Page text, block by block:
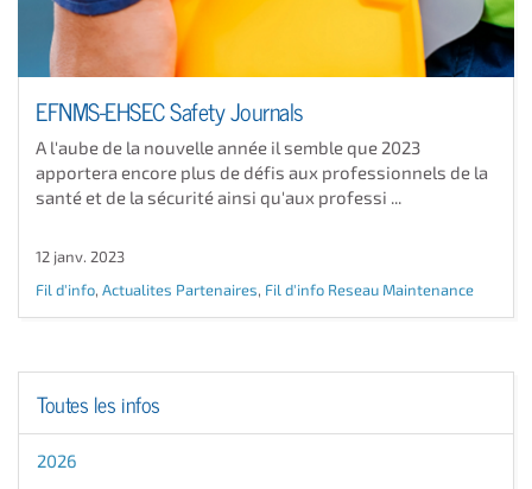
EFNMS-EHSEC Safety Journals
A l'aube de la nouvelle année il semble que 2023
apportera encore plus de défis aux professionnels de la
santé et de la sécurité ainsi qu'aux professi ...
12 janv. 2023
Fil d'info, Actualites Partenaires, Fil d'info Reseau Maintenance
Toutes les infos
2026